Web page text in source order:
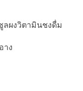
ผงวิตามินชงดื่ม
าง